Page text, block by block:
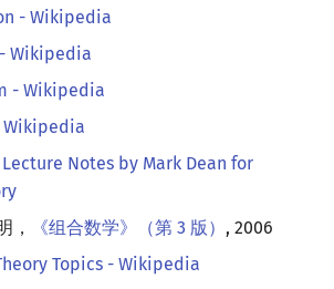
- Wikipedia
Wikipedia
- Wikipedia
Notes by Mark Dean for
，
《组合数学》（第 3 版） , 2006
Topics - Wikipedia